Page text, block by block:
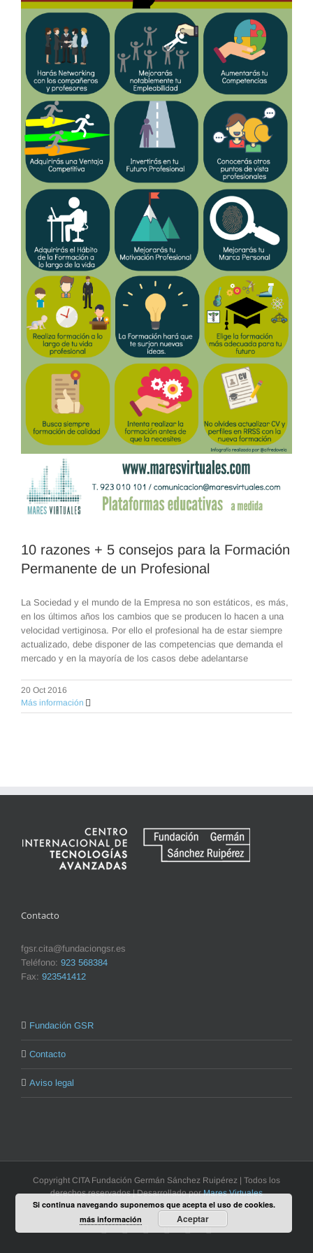
10 razones + 5 consejos para la Formación
Permanente de un Profesional
La Sociedad y el mundo de la Empresa no son estáticos, es más,
en los últimos años los cambios que se producen lo hacen a una
velocidad vertiginosa. Por ello el profesional ha de estar siempre
actualizado, debe disponer de las competencias que demanda el
mercado y en la mayoría de los casos debe adelantarse
20 Oct 2016
Más información
Contacto
fgsr.cita@fundaciongsr.es
Teléfono: 923 568384
Fax: 923541412
Fundación GSR
Contacto
Aviso legal
Copyright CITA Fundación Germán Sánchez Ruipérez | Todos los
derechos reservados | Desarrollado porMares Virtuales
Facebook
Flickr Rss X YouTube
Correo
Si continua navegando suponemos que acepta el uso de cookies.
más información
Aceptar